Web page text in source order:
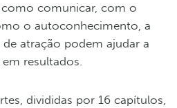
comunicar, com o
o autoconhecimento, a
atração podem ajudar a
resultados.
divididas por 16 capítulos,